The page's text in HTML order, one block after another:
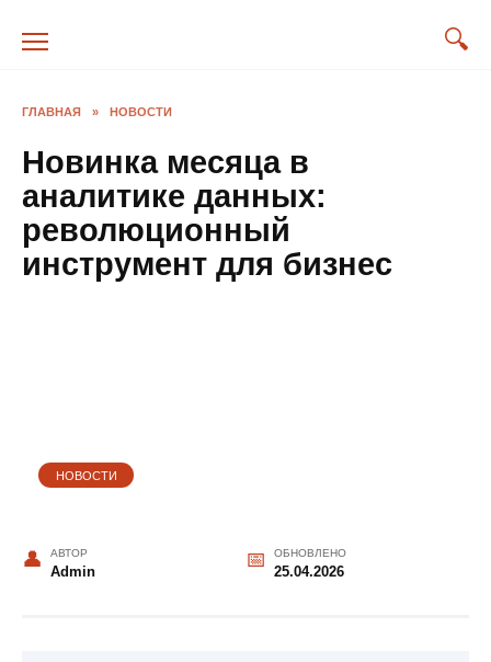
ГЛАВНАЯ » НОВОСТИ
Новинка месяца в
аналитике данных:
революционный
инструмент для бизнес
НОВОСТИ
АВТОР
Admin
ОБНОВЛЕНО
25.04.2026